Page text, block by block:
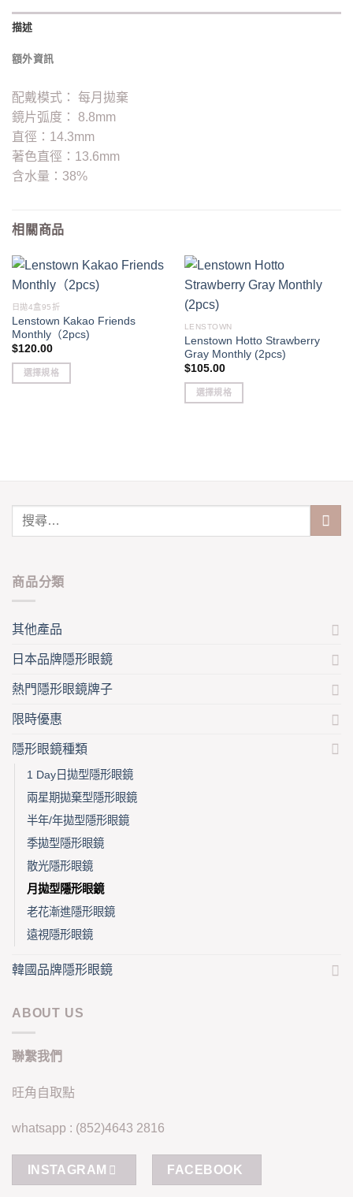
描述
額外資訊
配戴模式： 每月拋棄
鏡片弧度： 8.8mm
直徑：14.3mm
著色直徑：13.6mm
含水量：38%
相關商品
日拋4盒95折
Lenstown Kakao Friends
Monthly（2pcs)
$120.00
選擇規格
may
be
chosen
the
product
LENSTOWN
Lenstown Hotto Strawberry
Gray Monthly (2pcs)
$105.00
選擇規格
商品分類
其他產品
日本品牌隱形眼鏡
熱門隱形眼鏡牌子
限時優惠
隱形眼鏡種類
1 Day日拋型隱形眼鏡
兩星期拋棄型隱形眼鏡
半年/年拋型隱形眼鏡
季拋型隱形眼鏡
散光隱形眼鏡
月拋型隱形眼鏡
老花漸進隱形眼鏡
遠視隱形眼鏡
韓國品牌隱形眼鏡
ABOUT US
聯繫我們
旺角自取點
whatsapp : (852)4643 2816
INSTAGRAM FACEBOOK